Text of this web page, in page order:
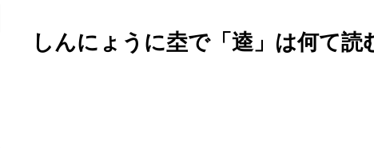
しんにょうに坴で「逵」は何て読